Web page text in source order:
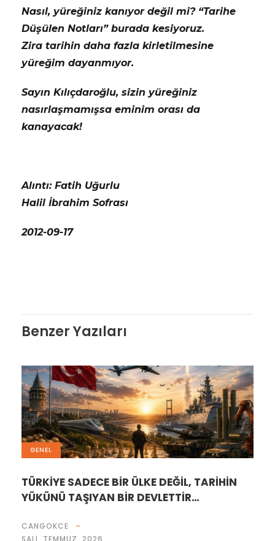
Nasıl, yüreğiniz kanıyor değil mi? “Tarihe
Düşülen Notları” burada kesiyoruz.
Zira tarihin daha fazla kirletilmesine
yüreğim dayanmıyor.
Sayın Kılıçdaroğlu, sizin yüreğiniz
nasırlaşmamışsa eminim orası da
kanayacak!
Alıntı: Fatih Uğurlu
Halil İbrahim Sofrası
2012-09-17
Benzer Yazıları
GENEL
TÜRKİYE SADECE BİR ÜLKE DEĞİL, TARİHİN
YÜKÜNÜ TAŞIYAN BİR DEVLETTİR…
CANGOKCE
SALI, TEMMUZ, 2026